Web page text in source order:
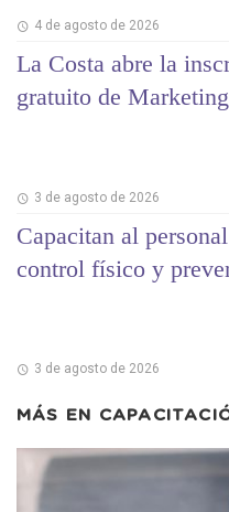
4 de agosto de 2026
La Costa abre la
gratuito de
3 de agosto de 2026
Capacitan al
control físico y
3 de agosto de 2026
MÁS EN